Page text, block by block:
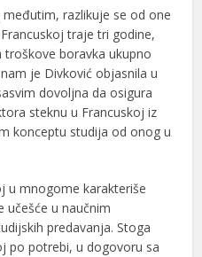
razlikuje se od one
traje tri godine,
troškove boravka ukupno
je Divković objasnila u
dovoljna da osigura
steknu u Francuskoj iz
konceptu studija od onog u
u mnogome karakteriše
učešće u naučnim
predavanja. Stoga
po potrebi, u dogovoru sa